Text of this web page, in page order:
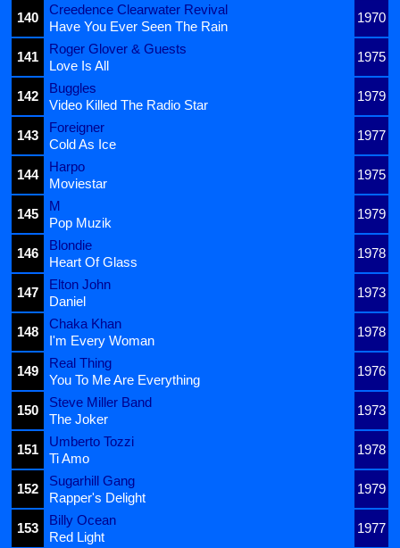
140
Creedence Clearwater Revival
1970
Have You Ever Seen The Rain
141
Roger Glover & Guests
1975
Love Is All
142
Buggles
1979
Video Killed The Radio Star
143
Foreigner
1977
Cold As Ice
144
Harpo
1975
Moviestar
145
M
1979
Pop Muzik
146
Blondie
1978
Heart Of Glass
147
Elton John
1973
Daniel
148
Chaka Khan
1978
I'm Every Woman
149
Real Thing
1976
You To Me Are Everything
150
Steve Miller Band
1973
The Joker
151
Umberto Tozzi
1978
Ti Amo
152
Sugarhill Gang
1979
Rapper's Delight
153
Billy Ocean
1977
Red Light